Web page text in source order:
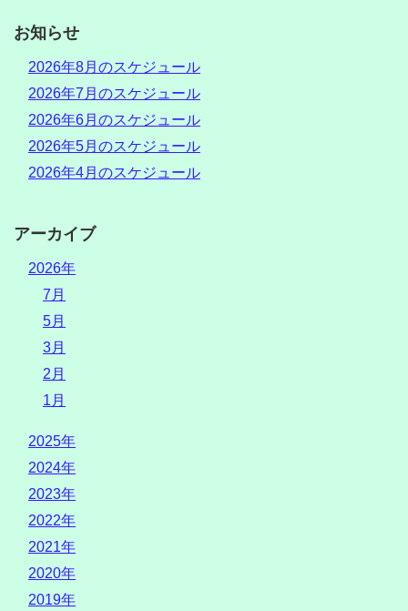
お知らせ
2026年8月のスケジュール
2026年7月のスケジュール
2026年6月のスケジュール
2026年5月のスケジュール
2026年4月のスケジュール
アーカイブ
2026年
7月
5月
3月
2月
1月
2025年
2024年
2023年
2022年
2021年
2020年
2019年